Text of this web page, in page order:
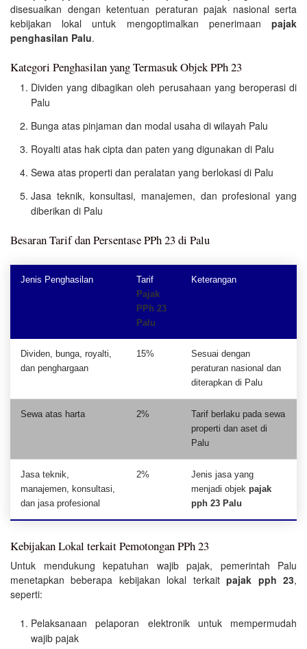
disesuaikan dengan ketentuan peraturan pajak nasional serta
kebijakan lokal untuk mengoptimalkan penerimaan pajak
penghasilan Palu.
Kategori Penghasilan yang Termasuk Objek PPh 23
Dividen yang dibagikan oleh perusahaan yang beroperasi di
Palu
Bunga atas pinjaman dan modal usaha di wilayah Palu
Royalti atas hak cipta dan paten yang digunakan di Palu
Sewa atas properti dan peralatan yang berlokasi di Palu
Jasa teknik, konsultasi, manajemen, dan profesional yang
diberikan di Palu
Besaran Tarif dan Persentase PPh 23 di Palu
Jenis Penghasilan
Tarif
Pajak
PPh 23
Palu
Keterangan
Dividen, bunga, royalti,
dan penghargaan
15%
Sesuai dengan
peraturan nasional dan
diterapkan di Palu
Sewa atas harta 2%
Tarif berlaku pada sewa
properti dan aset di
Palu
Jasa teknik,
manajemen, konsultasi,
dan jasa profesional
2%
Jenis jasa yang
menjadi objek pajak
pph 23 Palu
Kebijakan Lokal terkait Pemotongan PPh 23
Untuk mendukung kepatuhan wajib pajak, pemerintah Palu
menetapkan beberapa kebijakan lokal terkaitpajak pph 23,
seperti:
Pelaksanaan pelaporan elektronik untuk mempermudah
wajib pajak